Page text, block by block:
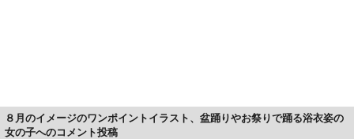
８月のイメージのワンポイントイラスト、盆踊りやお祭りで踊る浴衣姿の
女の子へのコメント投稿